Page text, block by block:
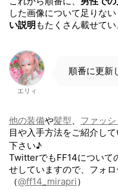
した画像について足りない
い説明もたくさん載せてい
エリィ
順番に更新
他の装備や髪型、 ファッ
目や入手方法をご紹介し
下さい♪
TwitterでもFF14について
せしていますので、フォ
（@ff14_mirapri）